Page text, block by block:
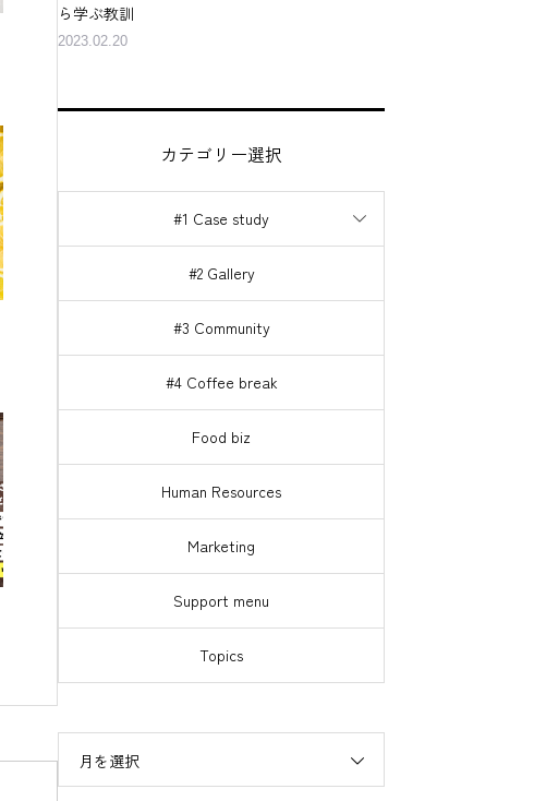
ら学ぶ教訓
2023.02.20
カテゴリー選択
#1 Case study
#2 Gallery
#3 Community
#4 Coffee break
Food biz
Human Resources
Marketing
Support menu
Topics
月を選択